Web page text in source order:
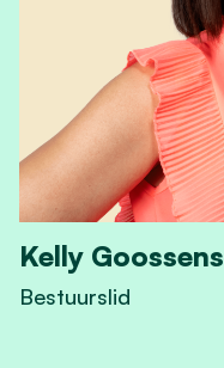
Kelly Goossens
Bestuurslid